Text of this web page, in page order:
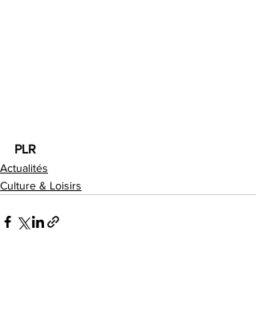
PLR
Actualités
Culture & Loisirs